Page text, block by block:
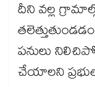
దీని వల్ల
పనులు
చేయాలని